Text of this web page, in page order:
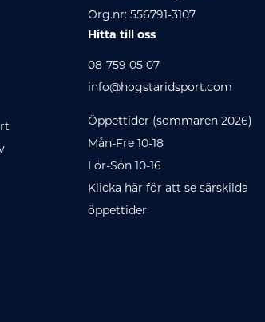
Org.nr: 556791-3107
Hitta till oss
08-759 05 07
info@hogstaridsport.com
Öppettider (sommaren 2026)
Mån-Fre 10-18
Lör-Sön 10-16
Klicka här för att se särskilda
öppettider